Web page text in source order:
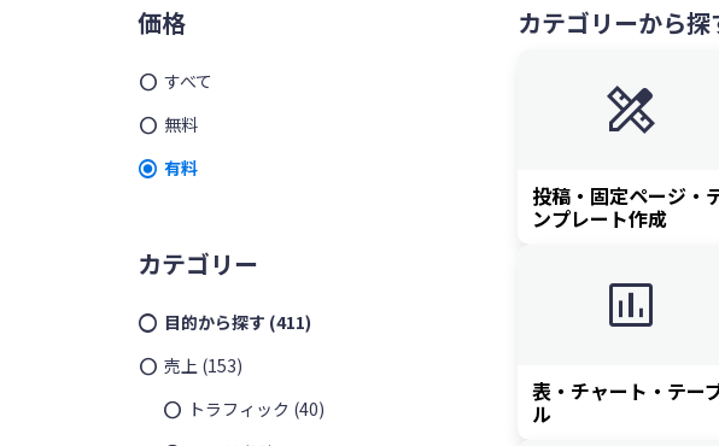
メ
イ
ン
サ
ド
バ
ー
価格
すべて
無料
有料
カテゴリー
目的から探す (411)
売上 (153)
トラフィック (40)
カテゴリーから探
design_services
投稿・固定ページ・
ンプレート作成
insert_chart
表・チャート・テー
ル